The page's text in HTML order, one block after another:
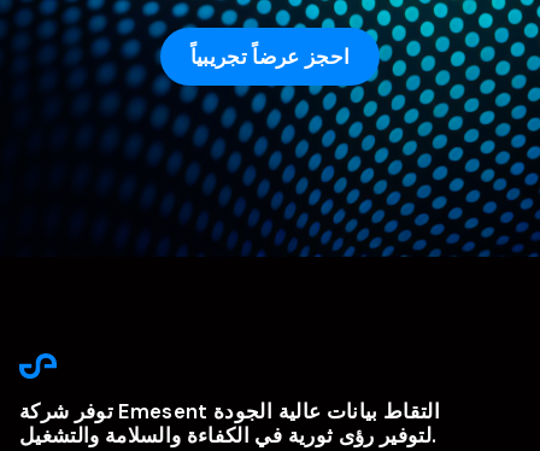
احجز عرضاً تجريبياً
توفر شركة Emesent التقاط بيانات عالية الجودة
لتوفير رؤى ثورية في الكفاءة والسلامة والتشغيل.